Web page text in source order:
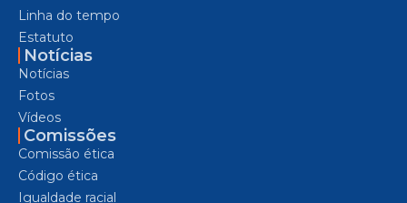
Linha do tempo
Estatuto
Notícias
Notícias
Fotos
Vídeos
Comissões
Comissão ética
Código ética
Igualdade racial